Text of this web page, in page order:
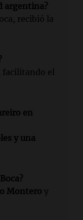
argentina?
recibió la
facilitando el
en
y una
Montero y